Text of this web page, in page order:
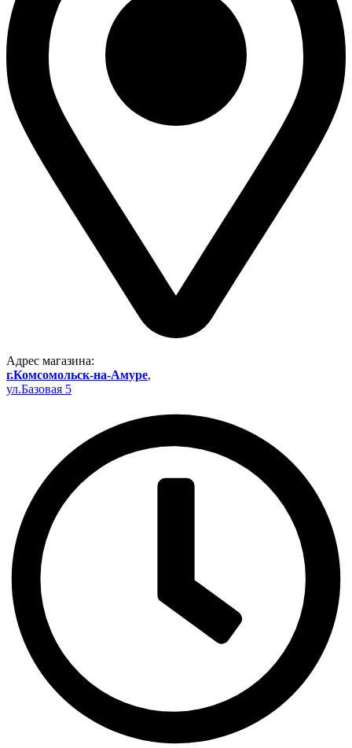
Адрес магазина:
г.Комсомольск-на-Амуре,
ул.Базовая 5